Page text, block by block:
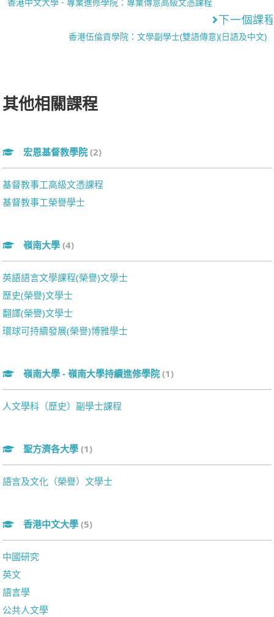
香港中文大學 - 專業進修學院：專業傳意高級文憑課程
下一個課
香港伍倫貢學院：文學副學士(雙語傳意)(日語及中文)
其他相關課程
宏恩基督教學院 (2)
基督教事工高級文憑課程
基督教事工榮譽學士
嶺南大學 (4)
英語語言文學課程(榮譽)文學士
歷史(榮譽)文學士
翻譯(榮譽)文學士
環球可持續發展(榮譽)博雅學士
嶺南大學 - 嶺南大學持續進修學院 (1)
人文學科（歷史）副學士課程
聖方濟各大學 (1)
語言及文化（榮譽）文學士
香港中文大學 (5)
中國研究
英文
語言學
公共人文學